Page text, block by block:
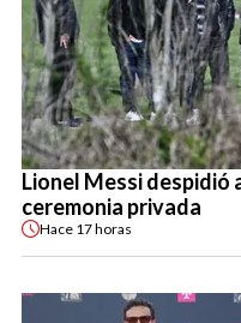
Lionel Messi despidió
ceremonia privada
Hace 17 horas